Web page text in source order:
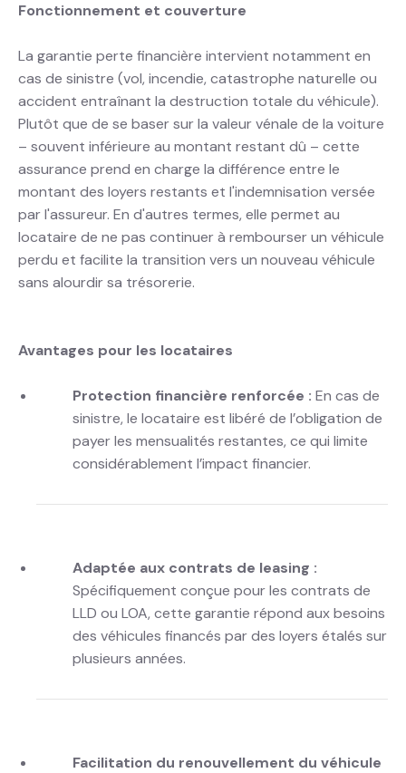
Fonctionnement et couverture
La garantie perte financière intervient notamment en
cas de sinistre (vol, incendie, catastrophe naturelle ou
accident entraînant la destruction totale du véhicule).
Plutôt que de se baser sur la valeur vénale de la voiture
– souvent inférieure au montant restant dû – cette
assurance prend en charge la différence entre le
montant des loyers restants et l'indemnisation versée
par l'assureur. En d'autres termes, elle permet au
locataire de ne pas continuer à rembourser un véhicule
perdu et facilite la transition vers un nouveau véhicule
sans alourdir sa trésorerie.
Avantages pour les locataires
Protection financière renforcée : En cas de
sinistre, le locataire est libéré de l’obligation de
payer les mensualités restantes, ce qui limite
considérablement l’impact financier.
Adaptée aux contrats de leasing :
Spécifiquement conçue pour les contrats de
LLD ou LOA, cette garantie répond aux besoins
des véhicules financés par des loyers étalés sur
plusieurs années.
Facilitation du renouvellement du véhicule